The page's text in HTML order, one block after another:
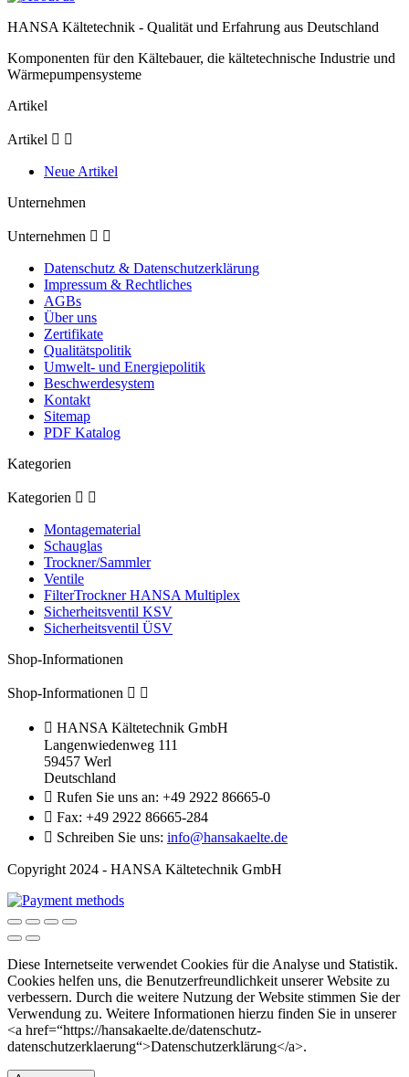
HANSA Kältetechnik - Qualität und Erfahrung aus Deutschland
Komponenten für den Kältebauer, die kältetechnische Industrie und
Wärmepumpensysteme
Artikel
Artikel  
Neue Artikel
Unternehmen
Unternehmen  
Datenschutz & Datenschutzerklärung
Impressum & Rechtliches
AGBs
Über uns
Zertifikate
Qualitätspolitik
Umwelt- und Energiepolitik
Beschwerdesystem
Kontakt
Sitemap
PDF Katalog
Kategorien
Kategorien  
Montagematerial
Schauglas
Trockner/Sammler
Ventile
FilterTrockner HANSA Multiplex
Sicherheitsventil KSV
Sicherheitsventil ÜSV
Shop-Informationen
Shop-Informationen  
 HANSA Kältetechnik GmbH
Langenwiedenweg 111
59457 Werl
Deutschland
 Rufen Sie uns an: +49 2922 86665-0
 Fax: +49 2922 86665-284
 Schreiben Sie uns: info@hansakaelte.de
Copyright 2024 - HANSA Kältetechnik GmbH
Diese Internetseite verwendet Cookies für die Analyse und Statistik.
Cookies helfen uns, die Benutzerfreundlichkeit unserer Website zu
verbessern. Durch die weitere Nutzung der Website stimmen Sie der
Verwendung zu. Weitere Informationen hierzu finden Sie in unserer
<a href=“https://hansakaelte.de/datenschutz-
datenschutzerklaerung“>Datenschutzerklärung</a>.